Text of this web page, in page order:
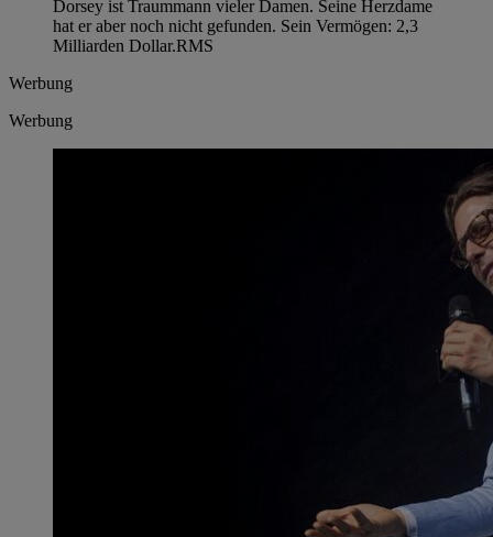
Dorsey ist Traummann vieler Damen. Seine Herzdame
hat er aber noch nicht gefunden. Sein Vermögen: 2,3
Milliarden Dollar.RMS
Werbung
Werbung